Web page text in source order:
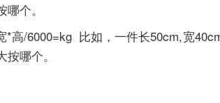
个。
高/6000=kg 比如，一件长50cm,宽
哪个。